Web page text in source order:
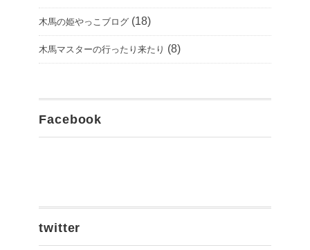
木馬の姫やっこブログ (18)
木馬マスターの行ったり来たり (8)
Facebook
twitter